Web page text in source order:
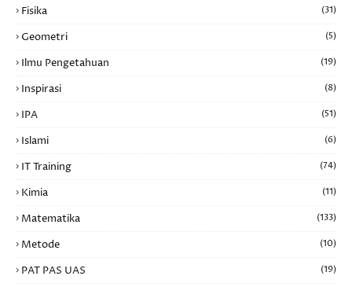
Fisika (31)
Geometri (5)
Ilmu Pengetahuan (19)
Inspirasi (8)
IPA (51)
Islami (6)
IT Training (74)
Kimia (11)
Matematika (133)
Metode (10)
PAT PAS UAS (19)